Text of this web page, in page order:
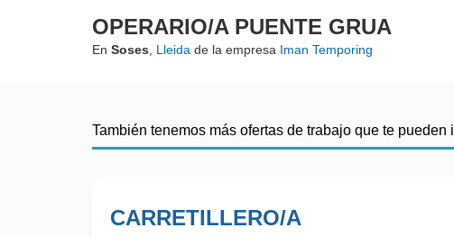
OPERARIO/A PUENTE GRUA
En Soses Lleida de la empresa Iman Temporing
También tenemos más ofertas de trabajo que te pueden
CARRETILLERO/A